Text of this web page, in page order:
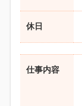
休日
仕事内容